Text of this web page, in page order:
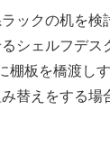
ックの机を検
シェルフデス
棚板を橋渡し
替えをする場